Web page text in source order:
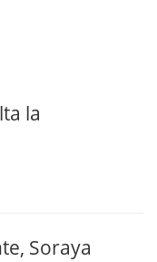
la
Soraya